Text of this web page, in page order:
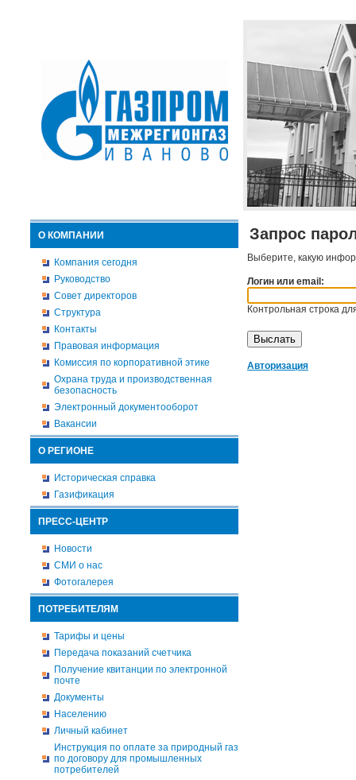
О КОМПАНИИ
Компания сегодня
Руководство
Совет директоров
Структура
Контакты
Правовая информация
Комиссия по корпоративной этике
Охрана труда и производственная
безопасность
Электронный документооборот
Вакансии
О РЕГИОНЕ
Историческая справка
Газификация
ПРЕСС-ЦЕНТР
Новости
СМИ о нас
Фотогалерея
ПОТРЕБИТЕЛЯМ
Тарифы и цены
Передача показаний счетчика
Получение квитанции по электронной
почте
Документы
Населению
Личный кабинет
Инструкция по оплате за природный газ
по договору для промышленных
потребителей
Запрос
Выберите, какую
Логин или email:
Контрольная строка
Авторизация